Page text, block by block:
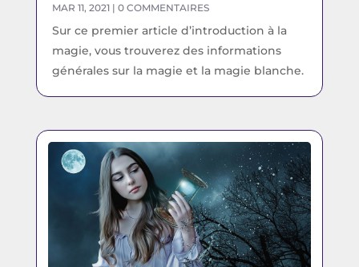
MAR 11, 2021| 0 COMMENTAIRES
Sur ce premier article d’introduction à la
magie, vous trouverez des informations
générales sur la magie et la magie blanche.